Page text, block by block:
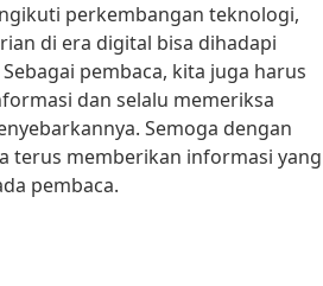
perkembangan teknologi,
di era digital bisa dihadapi
pembaca, kita juga harus
dan selalu memeriksa
Semoga dengan
terus memberikan informasi yang
pembaca.